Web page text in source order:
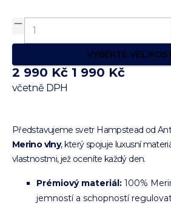
VYBERTE
2 990 Kč 1 990 Kč
včetně DPH
Představujeme svetr Hampstead od
Merino vlny, který spojuje luxusní
vlastnostmi, jež oceníte každý den.
Prémiový materiál: 100%
jemností a schopností